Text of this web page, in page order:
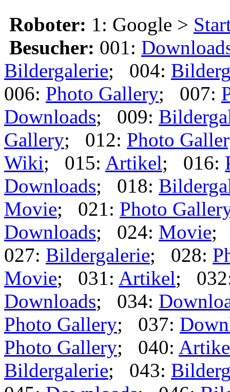
Roboter: 1: Google >
Besucher: 001:
Bildergalerie; 004:
006: Photo Gallery; 007:
Downloads; 009:
Gallery; 012: Photo
Wiki; 015: Artikel; 016:
Downloads; 018:
Movie; 021: Photo
Downloads; 024: Movie;
027: Bildergalerie; 028:
Movie; 031: Artikel;
Downloads; 034:
Photo Gallery; 037:
Photo Gallery; 040:
Bildergalerie; 043: